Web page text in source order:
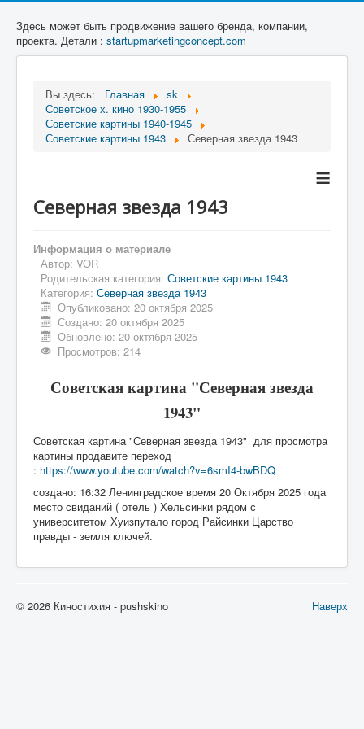
Здесь может быть продвижение вашего бренда, компании,
проекта. Детали : startupmarketingconcept.com
Вы здесь: Главная
sk
Советское х. кино 1930-1955
Советские картины 1940-1945
Советские картины 1943
Северная звезда 1943
≡
Северная звезда 1943
Информация о материале
Автор: VOR
Родительская категория: Советские картины 1943
Категория: Северная звезда 1943
Опубликовано: 20 октября 2025
Создано: 20 октября 2025
Обновлено: 20 октября 2025
Просмотров: 214
Советская картина "Северная звезда
1943"
Советская картина "Северная звезда 1943" для просмотра
картины продавите переход
: https://www.youtube.com/watch?v=6smI4-bwBDQ
создано: 16:32 Ленинградское время 20 Октября 2025 года
место свиданий ( отель ) Хельсинки рядом с
университетом Хуизпутало город Райсинки Царство
правды - земля ключей.
Наверх
© 2026 Киностихия - pushskino